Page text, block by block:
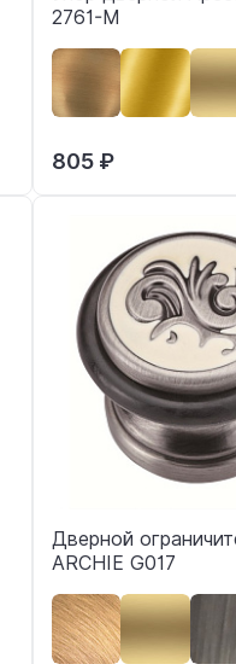
2761-M
805 ₽
Дверной
ARCHIE G017